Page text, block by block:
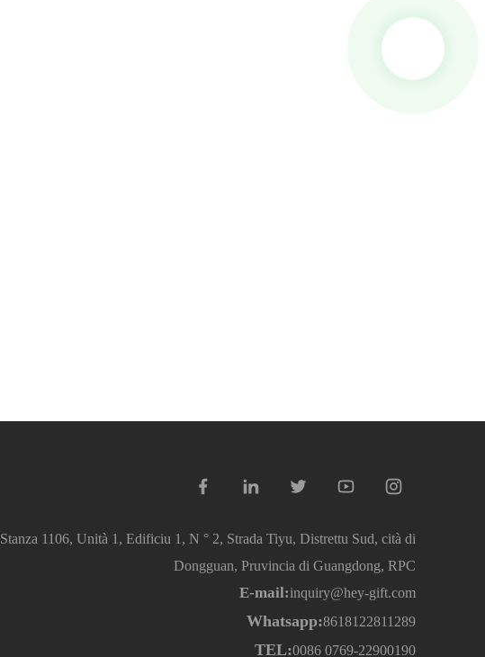
Stanza 1106, Unità 1, Edificiu 1, N ° 2, Strada Tiyu, Distrettu Sud, cità di
Dongguan, Pruvincia di Guangdong, RPC
E-mail:inquiry@hey-gift.com
Whatsapp:8618122811289
TEL:0086 0769-22900190